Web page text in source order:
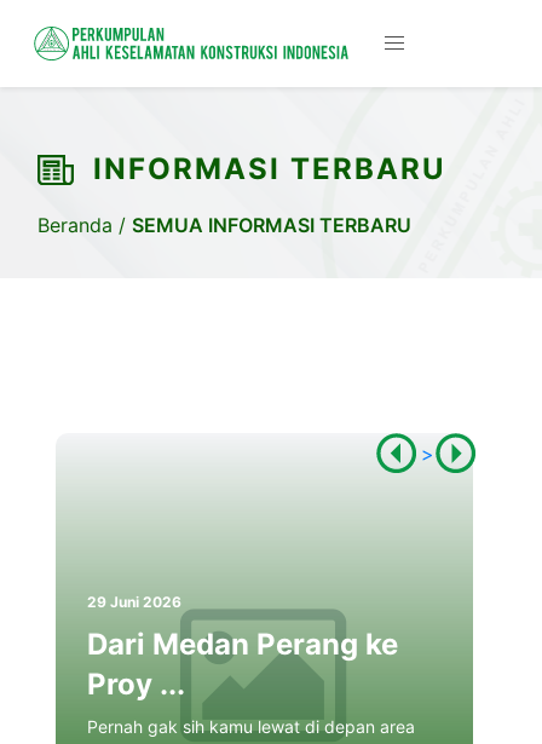
INFORMASI TERBARU
Beranda / SEMUA INFORMASI TERBARU
29 Juni 2026
Dari Medan Perang ke
Proy ...
Pernah gak sih kamu lewat di depan area
>